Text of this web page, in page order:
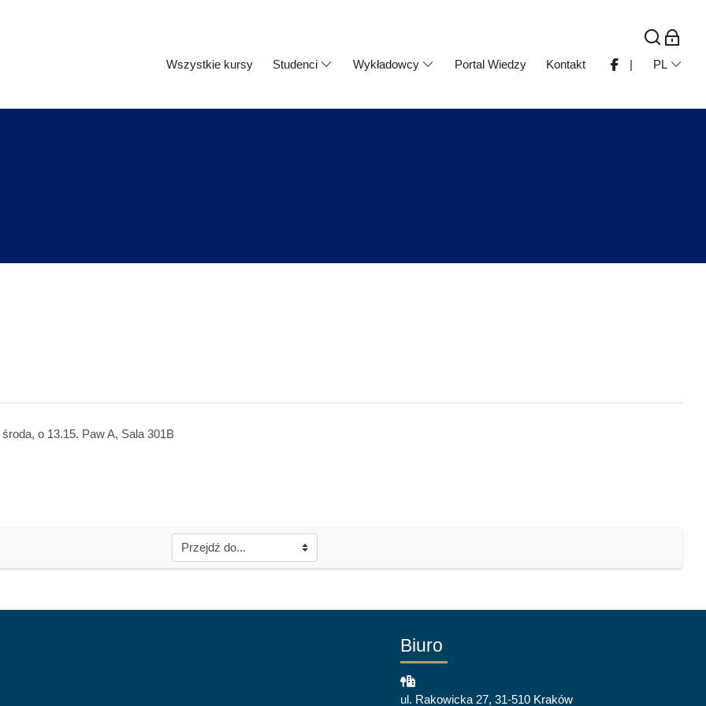
Wszystkie kursy Studenci Wykładowcy Portal Wiedzy Kontakt | PL
o 13.15. Paw A, Sala 301B
Biuro
ul. Rakowicka 27, 31-510 Kraków